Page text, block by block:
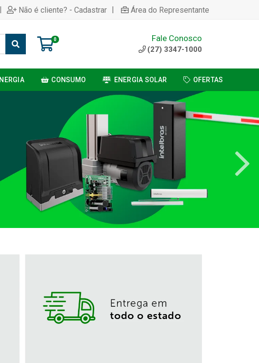
| Não é cliente? - Cadastrar | Área do Representante
0 Fale Conosco
(27) 3347-1000
CONSUMO ENERGIA SOLAR OFERTAS